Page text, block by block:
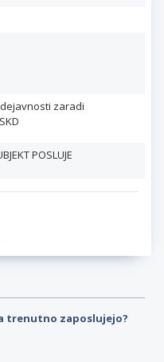
zaradi
POSLUJE
trenutno zaposlujejo?